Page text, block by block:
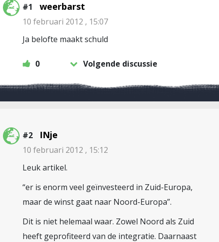
#1 weerbarst
10 februari 2012 , 15:07
Ja belofte maakt schuld
0 Volgende discussie
#2 INje
10 februari 2012 , 15:12
Leuk artikel.
“er is enorm veel geïnvesteerd in Zuid-Europa,
maar de winst gaat naar Noord-Europa”.
Dit is niet helemaal waar. Zowel Noord als Zuid
heeft geprofiteerd van de integratie. Daarnaast